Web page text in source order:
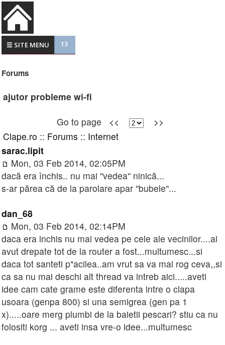
☰ SITE MENU 13
Forums
ajutor probleme wi-fi
Go to page
<<
>>
Clape.ro :: Forums :: Internet
sarac.lipit
Mon, 03 Feb 2014, 02:05PM
dacă era închis.. nu mai ''vedea'' ninică...
s-ar părea că de la parolare apar ''bubele''...
dan_68
Mon, 03 Feb 2014, 02:14PM
daca era inchis nu mai vedea pe cele ale vecinilor....ai
avut drepate tot de la router a fost...multumesc...si
daca tot santeti p"acilea..am vrut sa va mai rog ceva,,si
ca sa nu mai deschi alt thread va intreb aici.....aveti
idee cam cate grame este diferenta intre o clapa
usoara (genpa 800) si una semigrea (gen pa 1
x).....oare merg plumbi de la baietii pescari? stiu ca nu
folositi korg ... aveti insa vre-o idee...multumesc